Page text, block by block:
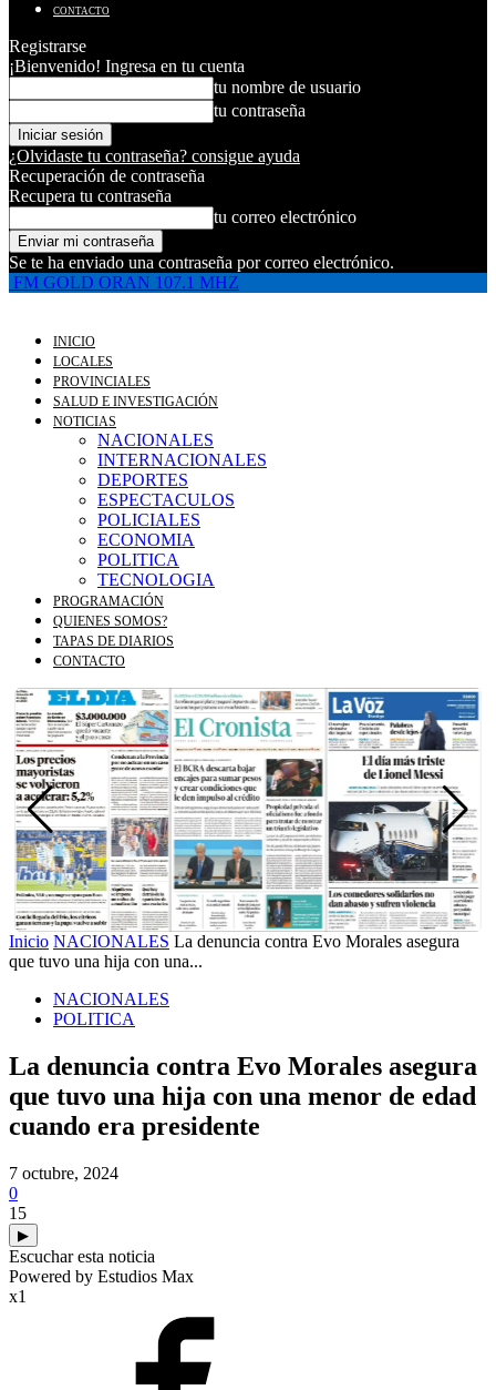
CONTACTO
Registrarse
¡Bienvenido! Ingresa en tu cuenta
tu nombre de usuario
tu contraseña
¿Olvidaste tu contraseña? consigue ayuda
Recuperación de contraseña
Recupera tu contraseña
tu correo electrónico
Se te ha enviado una contraseña por correo electrónico.
FM GOLD ORAN 107.1 MHZ
INICIO
LOCALES
PROVINCIALES
SALUD E INVESTIGACIÓN
NOTICIAS
NACIONALES
INTERNACIONALES
DEPORTES
ESPECTACULOS
POLICIALES
ECONOMIA
POLITICA
TECNOLOGIA
PROGRAMACIÓN
QUIENES SOMOS?
TAPAS DE DIARIOS
CONTACTO
Inicio NACIONALES La denuncia contra Evo Morales asegura
que tuvo una hija con una...
NACIONALES
POLITICA
La denuncia contra Evo Morales asegura
que tuvo una hija con una menor de edad
cuando era presidente
7 octubre, 2024
0
15
▶
Escuchar esta noticia
Powered by Estudios Max
x1